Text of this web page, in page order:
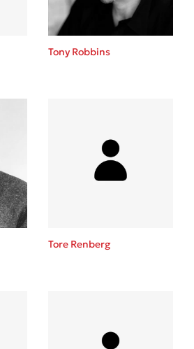
Tony Robbins
Tore Renberg